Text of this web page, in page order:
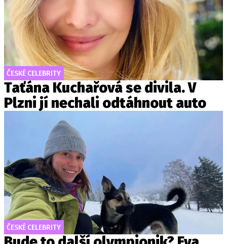
ČESKÉ CELEBRITY
Taťána Kuchařová se divila. V
Plzni jí nechali odtáhnout auto
ČESKÉ CELEBRITY